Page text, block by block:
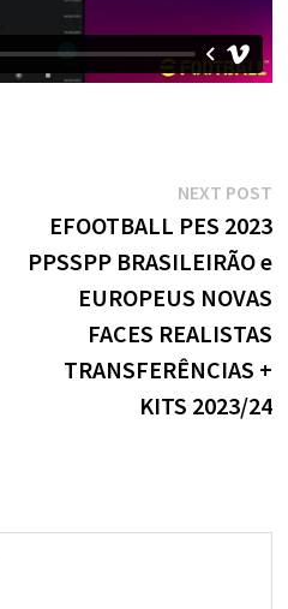
NEXT POST
EFOOTBALL PES 2023
PPSSPP BRASILEIRÃO e
EUROPEUS NOVAS
FACES REALISTAS
TRANSFERÊNCIAS +
KITS 2023/24